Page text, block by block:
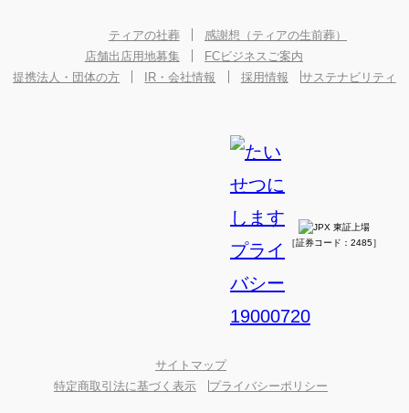
ティアの社葬
感謝想（ティアの生前葬）
店舗出店用地募集
FCビジネスご案内
提携法人・団体の方
IR・会社情報 採用情報 サステナビリティ
［証券コード：2485］
サイトマップ
特定商取引法に基づく表示
プライバシーポリシー